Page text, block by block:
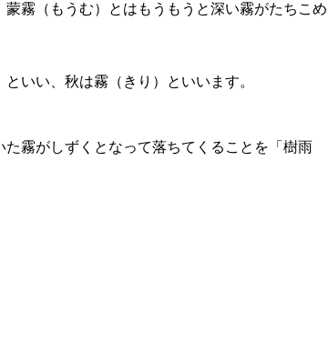
霧（もうむ）とはもうもうと深い霧がたちこめ
いい、秋は霧（きり）といいます。
霧がしずくとなって落ちてくることを「樹雨